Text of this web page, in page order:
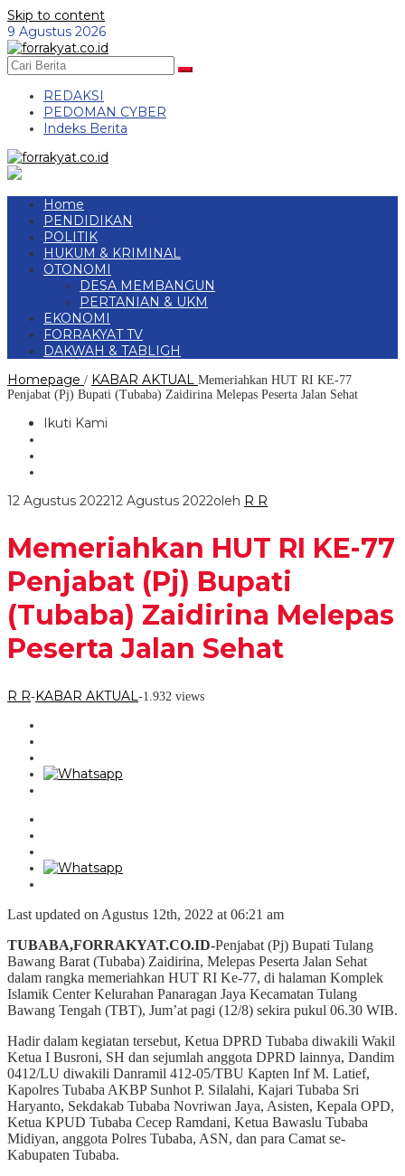
Skip to content
9 Agustus 2026
REDAKSI
PEDOMAN CYBER
Indeks Berita
Home
PENDIDIKAN
POLITIK
HUKUM & KRIMINAL
OTONOMI
DESA MEMBANGUN
PERTANIAN & UKM
EKONOMI
FORRAKYAT TV
DAKWAH & TABLIGH
Homepage / KABAR AKTUAL Memeriahkan HUT RI KE-77
Penjabat (Pj) Bupati (Tubaba) Zaidirina Melepas Peserta Jalan Sehat
Ikuti Kami
12 Agustus 202212 Agustus 2022oleh R R
Memeriahkan HUT RI KE-77
Penjabat (Pj) Bupati
(Tubaba) Zaidirina Melepas
Peserta Jalan Sehat
R R-KABAR AKTUAL-1.932 views
Last updated on Agustus 12th, 2022 at 06:21 am
TUBABA,FORRAKYAT.CO.ID-Penjabat (Pj) Bupati Tulang
Bawang Barat (Tubaba) Zaidirina, Melepas Peserta Jalan Sehat
dalam rangka memeriahkan HUT RI Ke-77, di halaman Komplek
Islamik Center Kelurahan Panaragan Jaya Kecamatan Tulang
Bawang Tengah (TBT), Jum’at pagi (12/8) sekira pukul 06.30 WIB.
Hadir dalam kegiatan tersebut, Ketua DPRD Tubaba diwakili Wakil
Ketua I Busroni, SH dan sejumlah anggota DPRD lainnya, Dandim
0412/LU diwakili Danramil 412-05/TBU Kapten Inf M. Latief,
Kapolres Tubaba AKBP Sunhot P. Silalahi, Kajari Tubaba Sri
Haryanto, Sekdakab Tubaba Novriwan Jaya, Asisten, Kepala OPD,
Ketua KPUD Tubaba Cecep Ramdani, Ketua Bawaslu Tubaba
Midiyan, anggota Polres Tubaba, ASN, dan para Camat se-
Kabupaten Tubaba.